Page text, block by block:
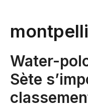
Water-
Sète